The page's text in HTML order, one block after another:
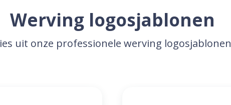
Werving logosjablonen
uit onze professionele werving logosjablonen